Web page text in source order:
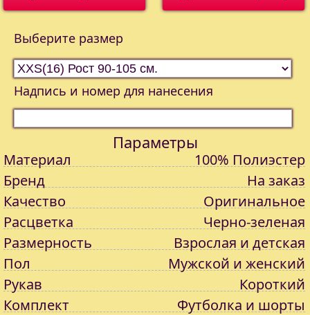
Выберите размер
Надпись и номер для нанесения
Параметры
Материал
100% Полиэстер
Бренд
На заказ
Качество
Оригинальное
Расцветка
Черно-зеленая
Размерность
Взрослая и детская
Пол
Мужской и женский
Рукав
Короткий
Комплект
Футболка и шорты